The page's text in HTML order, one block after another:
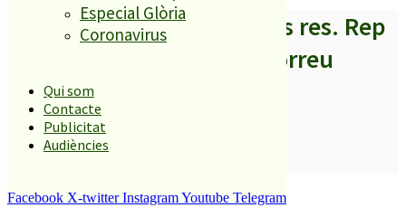
Especial Glòria
Coronavirus
Qui som
Contacte
Publicitat
Audiències
Facebook X-twitter InstagramYoutube Telegram
A partir d’ara no et perdis res. Rep
els titulars al teu correu
És tendència ara